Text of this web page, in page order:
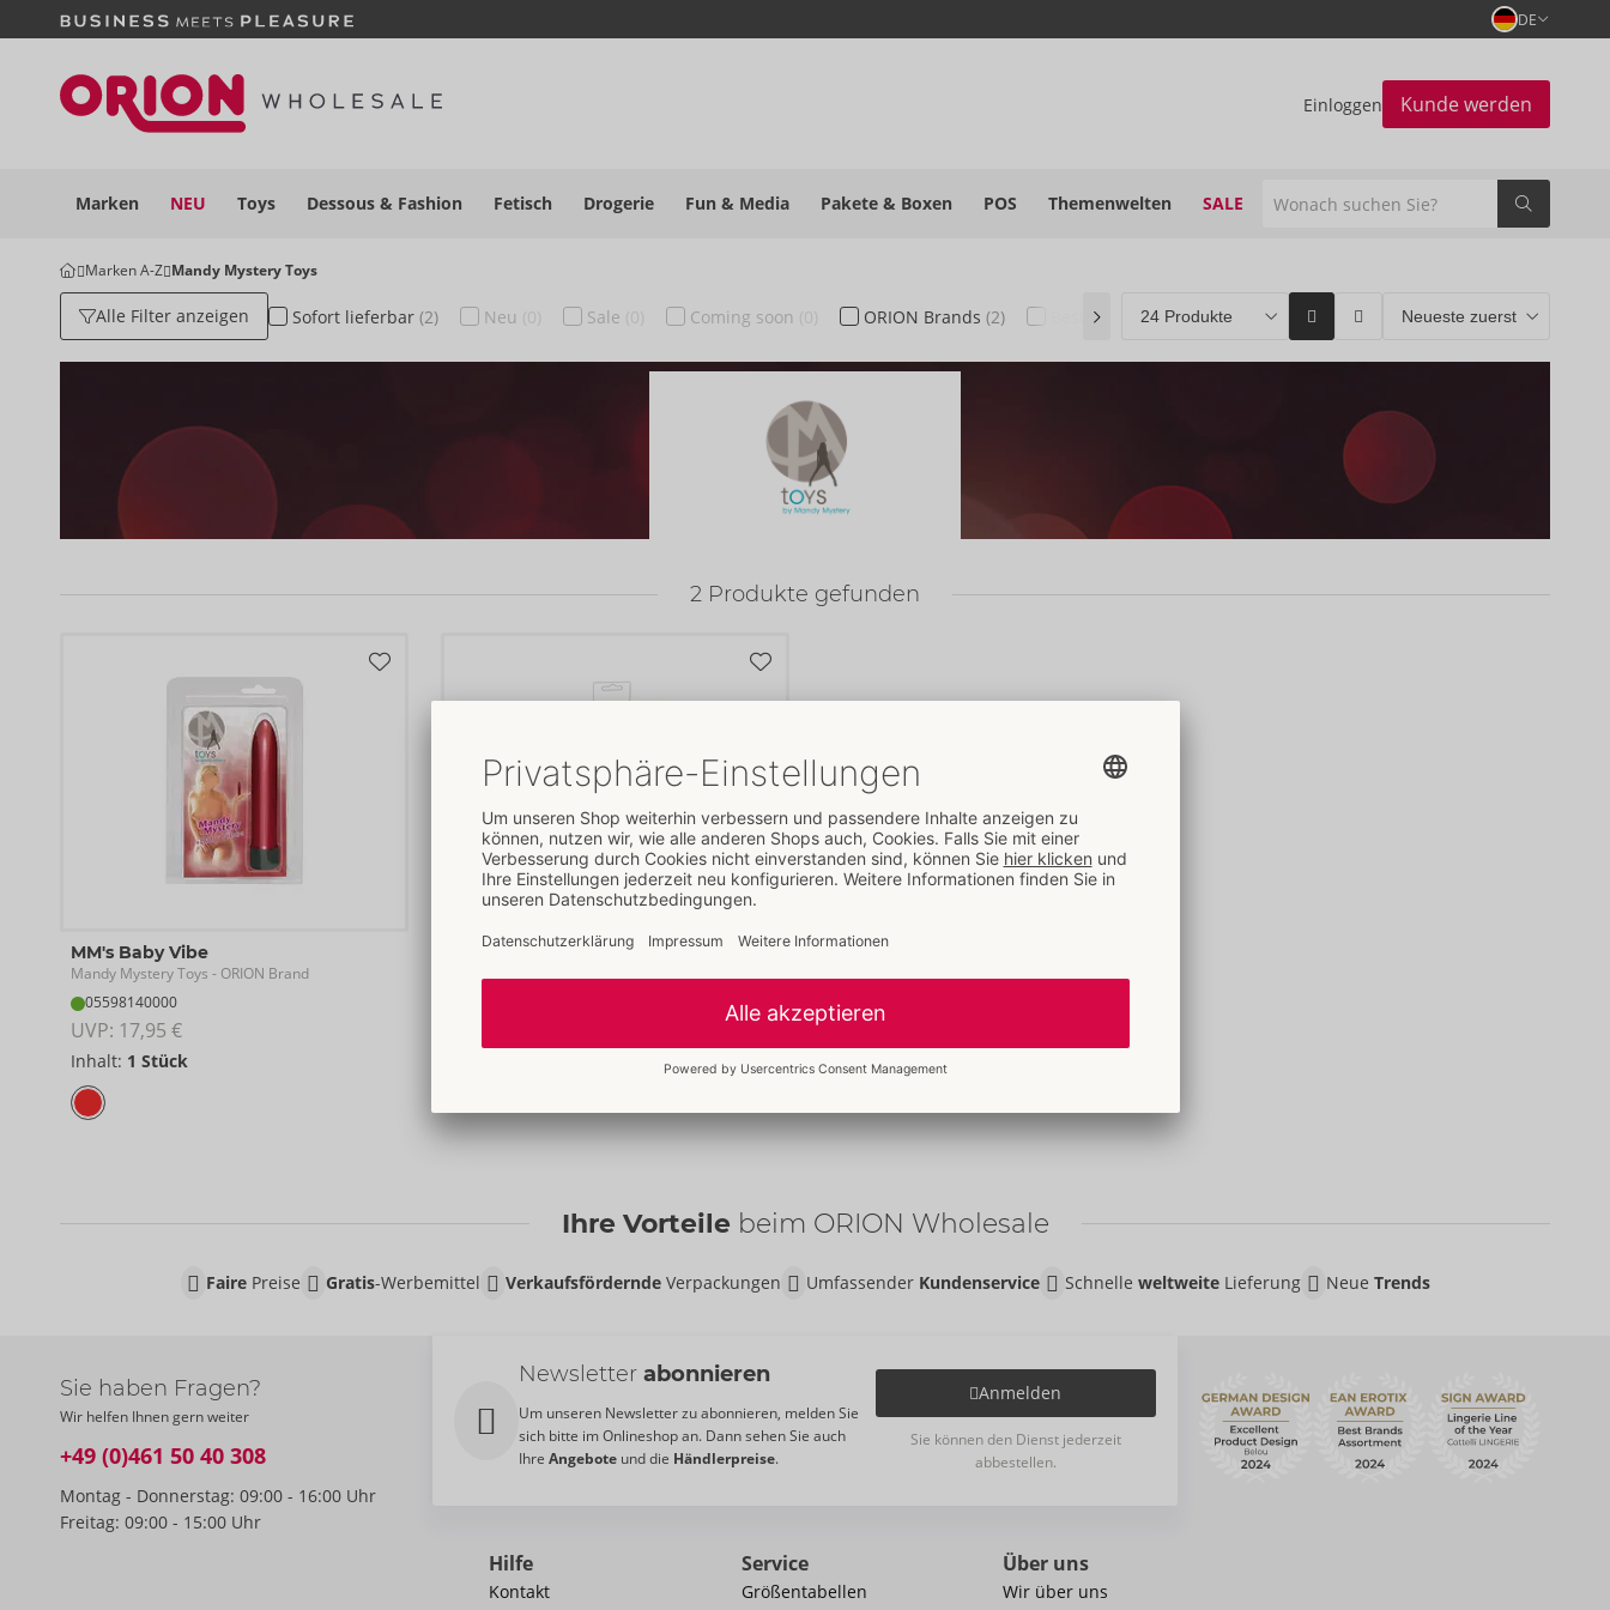
DE
Einloggen Kunde werden
Marken NEU Toys Dessous & Fashion Fetisch Drogerie Fun & Media Pakete & Boxen POS Themenwelten SALE
Marken A-Z Mandy Mystery Toys
Alle Filter anzeigen Sofort lieferbar (2) Neu (0) Sale (0) Coming soon (0) ORION Brands (2) Bestseller (0)
2 Produkte gefunden
MM's Baby Vibe
Mandy Mystery Toys - ORION Brand
05598140000
UVP: 17,95 €
Inhalt: 1 Stück
Mandy
- ORION Brand
Ihre Vorteile beim ORION Wholesale
FairePreise Gratis-Werbemittel VerkaufsförderndeVerpackungen Umfassender Kundenservice Schnelle weltweiteLieferung Neue Trends
Sie haben Fragen?
Wir helfen Ihnen gern weiter
+49 (0)461 50 40 308
Montag - Donnerstag: 09:00 - 16:00 Uhr
Freitag: 09:00 - 15:00 Uhr
Newsletter abonnieren
Um unseren Newsletter zu abonnieren, melden Sie
sich bitte im Onlineshop an. Dann sehen Sie auch
Ihre Angebote und die Händlerpreise.
Anmelden
Sie können den Dienst jederzeit
abbestellen.
Hilfe
Kontakt
Service
Größentabellen
Über uns
Wir über uns